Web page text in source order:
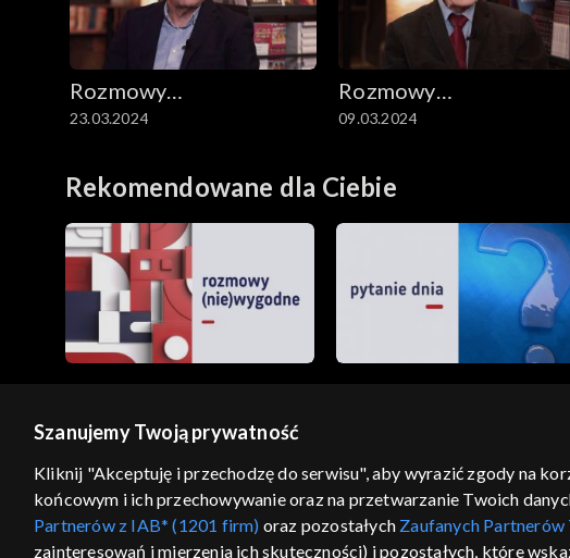
Rozmowy
niesymetryczne
23.03.2024
Rozmowy
niesymetryczne
09.03.2024
Rekomendowane dla Ciebie
GEOLOKALIZACJA
regulamin serwisu cennik polityka prywatności moje
Szanujemy Twoją prywatność
Kliknij "Akceptuję i przechodzę do serwisu", aby wyrazić zgody na
końcowym i ich przechowywanie oraz na przetwarzanie Twoich
Partnerów z IAB* (1201 firm) oraz pozostałych Zaufanych
zainteresowań i mierzenia ich skuteczności) i pozostałych, które